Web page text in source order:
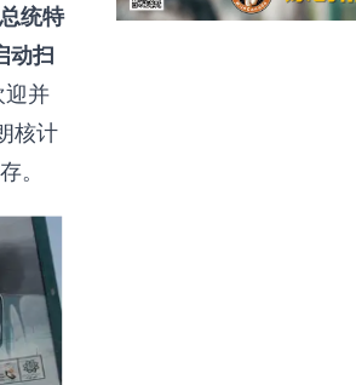
统特
动扫
迎并
核计
。